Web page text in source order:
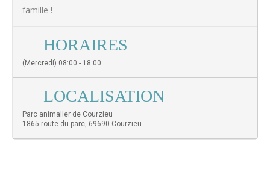
famille !
HORAIRES
(Mercredi) 08:00 - 18:00
LOCALISATION
Parc animalier de Courzieu
1865 route du parc, 69690 Courzieu